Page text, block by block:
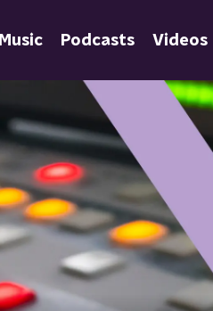
Music Podcasts Videos